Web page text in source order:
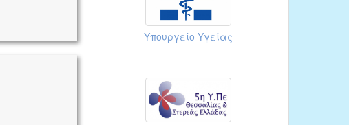
Υπουργείο Υγείας